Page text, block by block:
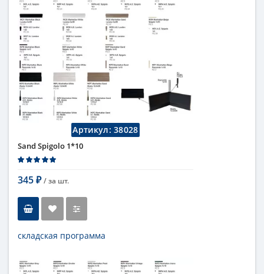
Высота
1 см
Цвет
серый
Страна
Италия
Поверхность
глянцевая
Коллекция
Fap Ceramiche
Артикул:38028
Sand Spigolo 1*10
345 ₽ / за шт.
складская программа
Длина
1 см